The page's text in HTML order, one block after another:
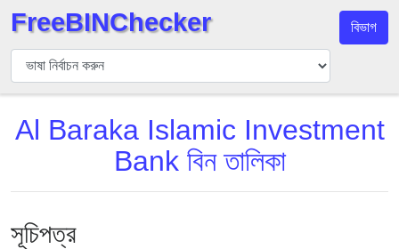
বিন
যাচাইকারী
অনুসন্ধান
এপিআই
FreeBINChecker বিভাগ
Al Baraka Islamic Investment
Bank বিন তালিকা
সূচিপত্র